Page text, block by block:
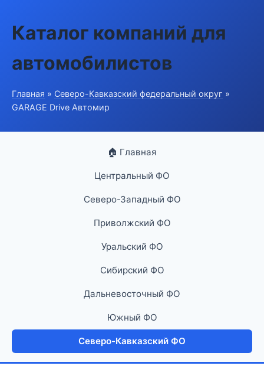
Каталог компаний для
автомобилистов
Главная » Северо-Кавказский федеральный округ »
GARAGE Drive Автомир
🏠 Главная
Центральный ФО
Северо-Западный ФО
Приволжский ФО
Уральский ФО
Сибирский ФО
Дальневосточный ФО
Южный ФО
Северо-Кавказский ФО